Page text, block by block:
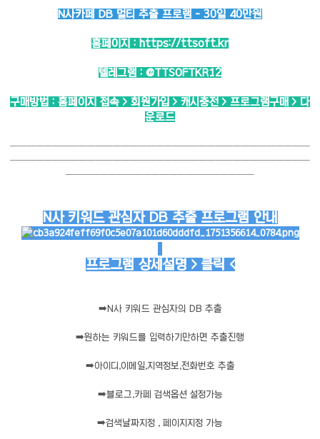
N사카페 DB 멀티 추출 프로램 - 30일 40만원
홈페이지 : https://ttsoft.kr
텔레그램 : @TTSOFTKR12
구매방법 : 홈페이지 접속 > 회원가입 > 캐시충전 > 프로그램구매 > 다
운로드
───────────────────────────────────
───────────────────────────────────
──────────────────────
N사 키워드 관심자 DB 추출 프로그램 안내
프로그램 상세설명 > 클릭 <
➡️ N사 키워드 관심자의 DB 추출
➡️원하는 키워드를 입력하기만하면 추출진행
➡️아이디,이메일,지역정보,전화번호 추출
➡️블로그,카페 검색옵션 설정가능
➡️검색날짜지정 , 페이지지정 가능